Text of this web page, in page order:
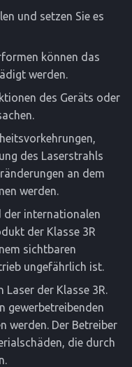
und setzen Sie es
können das
werden.
des Geräts oder
des Laserstrahls
an dem
werden.
der internationalen
der Klasse 3R
sichtbaren
ungefährlich ist.
der Klasse 3R.
gewerbetreibenden
werden. Der Betreiber
die durch